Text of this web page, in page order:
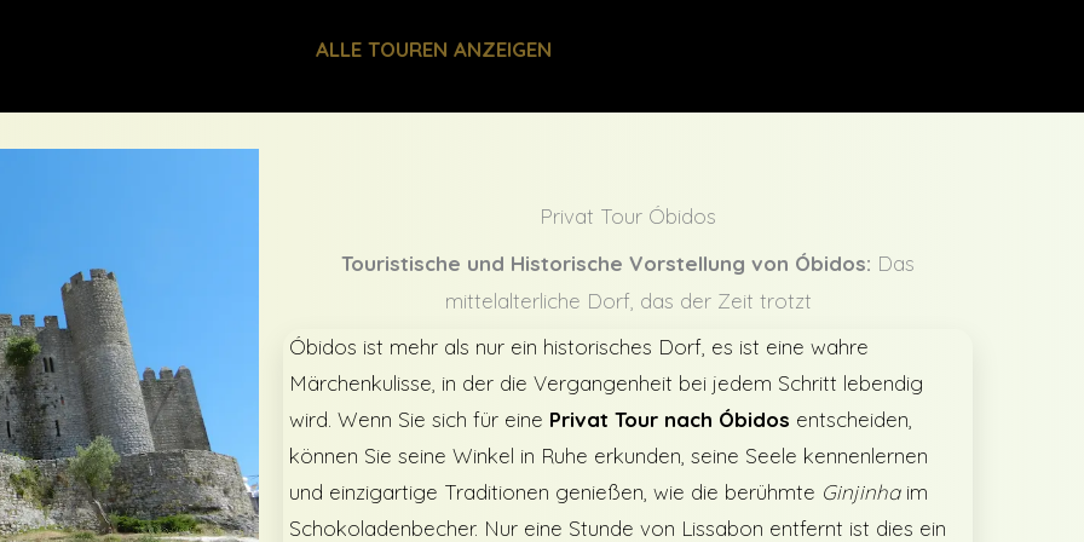
ALLE TOUREN ANZEIGEN
Privat Tour Óbidos
Touristische und Historische Vorstellung von Óbidos: Das
mittelalterliche Dorf, das der Zeit trotzt
Óbidos ist mehr als nur ein historisches Dorf, es ist eine wahre
Märchenkulisse, in der die Vergangenheit bei jedem Schritt lebendig
wird. Wenn Sie sich für eine Privat Tour nach Óbidos entscheiden,
können Sie seine Winkel in Ruhe erkunden, seine Seele kennenlernen
und einzigartige Traditionen genießen, wie die berühmte Ginjinhaim
Schokoladenbecher. Nur eine Stunde von Lissabon entfernt ist dies ein